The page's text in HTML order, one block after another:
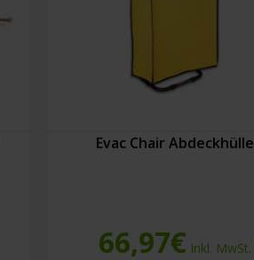
Evac Chair Abdeckhülle
66,97€ Inkl. MwSt.